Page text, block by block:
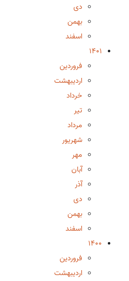
دی
بهمن
اسفند
1401
فروردین
اردیبهشت
خرداد
تیر
مرداد
شهریور
مهر
آبان
آذر
دی
بهمن
اسفند
1400
فروردین
اردیبهشت